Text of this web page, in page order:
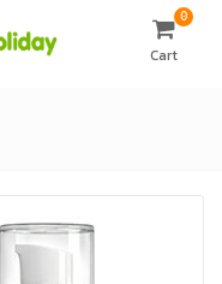
0
Cart